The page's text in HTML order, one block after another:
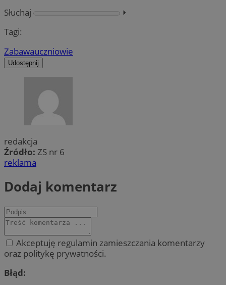
Słuchaj
⏵︎
Tagi:
Zabawauczniowie
Udostępnij
redakcja
Źródło: ZS nr 6
reklama
Dodaj komentarz
Akceptuję regulamin zamieszczania komentarzy
oraz politykę prywatności.
Błąd: